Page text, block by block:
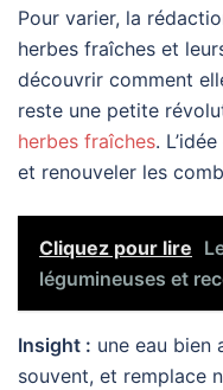
Pour varier, la
herbes fraîches et
découvrir comment
reste une petite
herbes fraîches.
et renouveler les
Cliquez pour lire
légumineuses et
Insight : une eau bien
souvent, et remplace